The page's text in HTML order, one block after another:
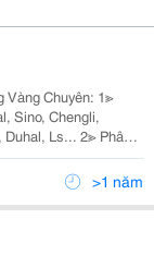
Vàng Chuyên: 1≫
Sino, Chengli,
Ls... 2≫ Phân
Nét Việt, Euro,
Lo
>1 năm